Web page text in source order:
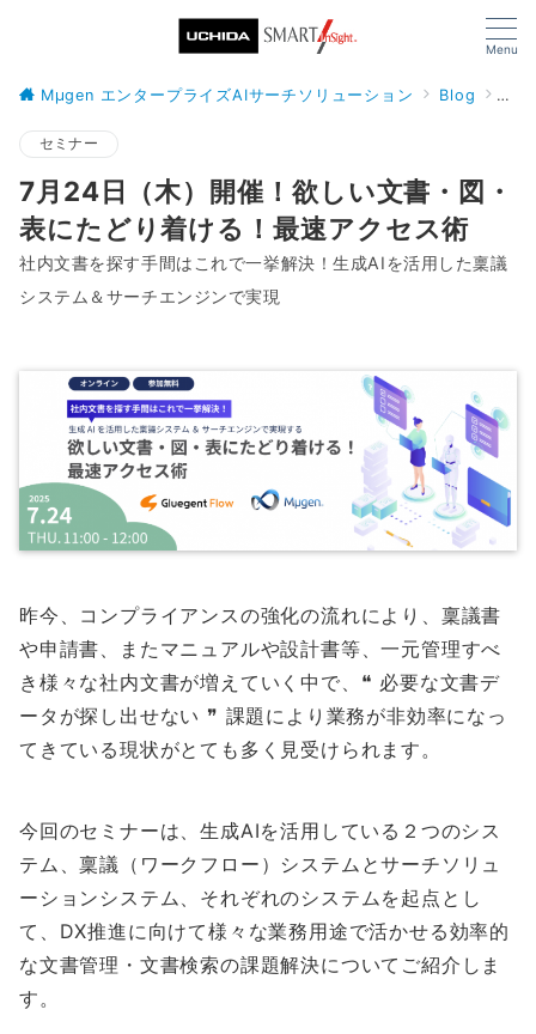
Menu
Mµgen エンタープライズAIサーチソリューション Blog セ
セミナー
7月24日（木）開催！欲しい文書・図・
表にたどり着ける！最速アクセス術
社内文書を探す手間はこれで一挙解決！生成AIを活用した稟議
システム＆サーチエンジンで実現
昨今、コンプライアンスの強化の流れにより、稟議書
や申請書、またマニュアルや設計書等、一元管理すべ
き様々な社内文書が増えていく中で、❝ 必要な文書デ
ータが探し出せない ❞ 課題により業務が非効率になっ
てきている現状がとても多く見受けられます。
今回のセミナーは、生成AIを活用している２つのシス
テム、稟議（ワークフロー）システムとサーチソリュ
ーションシステム、それぞれのシステムを起点とし
て、DX推進に向けて様々な業務用途で活かせる効率的
な文書管理・文書検索の課題解決についてご紹介しま
す。